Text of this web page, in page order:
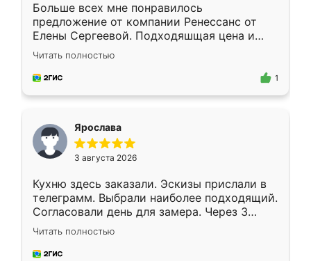
Больше всех мне понравилось
предложение от компании Ренессанс от
Елены Сергеевой. Подходяшщая цена и
короткие сроки изготовления. Приехавший
для замера сотрудник Владислав
предложил по моему эскизу самый
Читать полностью
1
Ярослава
3 августа 2026
Кухню здесь заказали. Эскизы прислали в
телеграмм. Выбрали наиболее подходящий.
Согласовали день для замера. Через 3
недели кухня была уже готова. Остались
довольны работой. Спасибо Ренессанс
мебель за качественную работу!
Читать полностью